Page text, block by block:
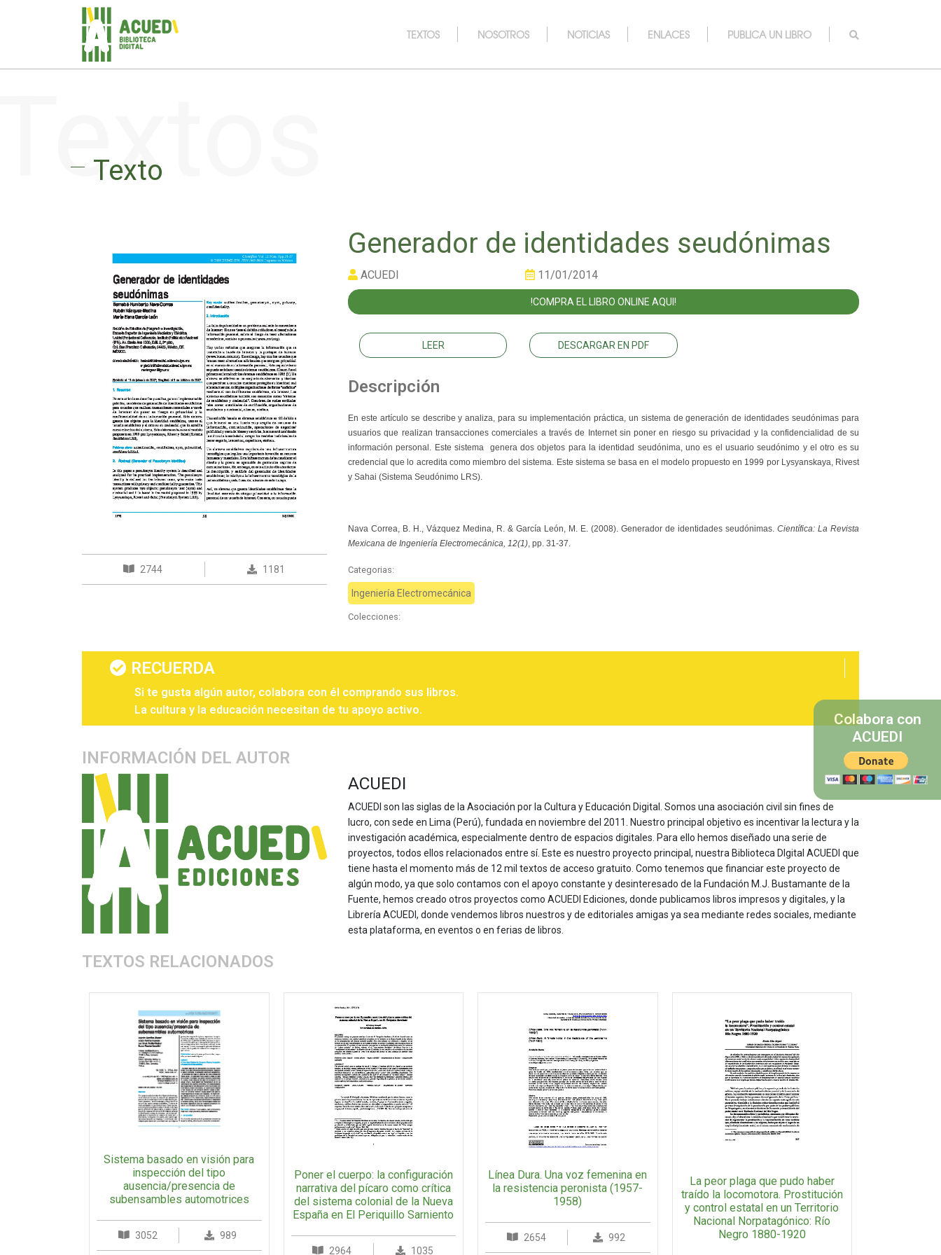
TEXTOS NOSOTROS NOTICIAS ENLACES PUBLICA UN LIBRO
Texto
2744 1181
Generador de identidades seudónimas
ACUEDI 11/01/2014
!COMPRA EL LIBRO ONLINE AQUI!
LEER DESCARGAR EN PDF
Descripción
En este artículo se describe y analiza, para su implementación práctica, un sistema de generación de identidades seudónimas para
usuarios que realizan transacciones comerciales a través de Internet sin poner en riesgo su privacidad y la confidencialidad de su
información personal. Este sistema genera dos objetos para la identidad seudónima, uno es el usuario seudónimo y el otro es su
credencial que lo acredita como miembro del sistema. Este sistema se basa en el modelo propuesto en 1999 por Lysyanskaya, Rivest
y Sahai (Sistema Seudónimo LRS).
Nava Correa, B. H., Vázquez Medina, R. & García León, M. E. (2008). Generador de identidades seudónimas. Científica: La Revista
Mexicana de Ingeniería Electromecánica, 12(1) , pp. 31-37.
Categorias:
Ingeniería Electromecánica
Colecciones:
RECUERDA
Si te gusta algún autor, colabora con él comprando sus libros.
La cultura y la educación necesitan de tu apoyo activo.
INFORMACIÓN DEL AUTOR
ACUEDI
ACUEDI son las siglas de la Asociación por la Cultura y Educación Digital. Somos una asociación civil sin fines de
lucro, con sede en Lima (Perú), fundada en noviembre del 2011. Nuestro principal objetivo es incentivar la lectura y la
investigación académica, especialmente dentro de espacios digitales. Para ello hemos diseñado una serie de
proyectos, todos ellos relacionados entre sí. Este es nuestro proyecto principal, nuestra Biblioteca DIgital ACUEDI que
tiene hasta el momento más de 12 mil textos de acceso gratuito. Como tenemos que financiar este proyecto de
algún modo, ya que solo contamos con el apoyo constante y desinteresado de la Fundación M.J. Bustamante de la
Fuente, hemos creado otros proyectos como ACUEDI Ediciones, donde publicamos libros impresos y digitales, y la
Librería ACUEDI, donde vendemos libros nuestros y de editoriales amigas ya sea mediante redes sociales, mediante
esta plataforma, en eventos o en ferias de libros.
TEXTOS RELACIONADOS
Sistema basado en visión para
inspección del tipo
ausencia/presencia de
subensambles automotrices
3052 989
Poner el cuerpo: la configuración
narrativa del pícaro como crítica
del sistema colonial de la Nueva
España en El Periquillo Sarniento
2964 1035
Línea Dura. Una voz femenina en
la resistencia peronista (1957-
1958)
2654 992
La peor plaga que pudo haber
traído la locomotora. Prostitución
y control estatal en un Territorio
Nacional Norpatagónico: Río
Negro 1880-1920
Colabora con
ACUEDI